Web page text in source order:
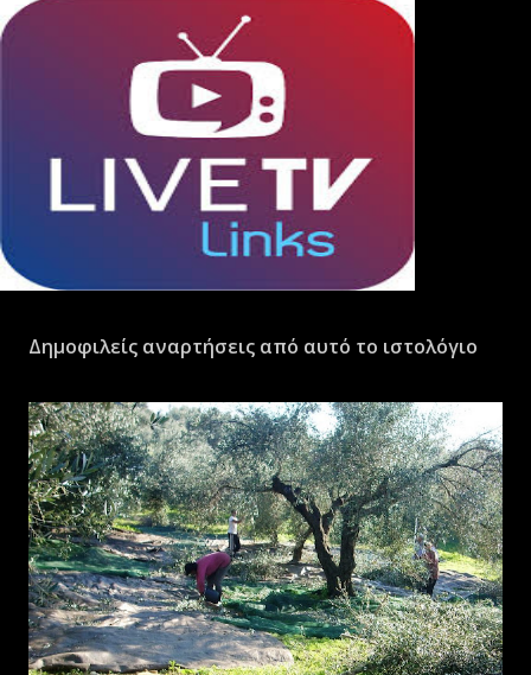
Δημοφιλείς αναρτήσεις από αυτό το ιστολόγιο